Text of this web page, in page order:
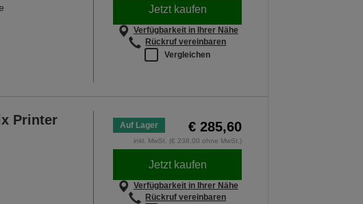
Jetzt kaufen
Verfügbarkeit in Ihrer Nähe
Rückruf vereinbaren
Vergleichen
Printer Auf Lager € 285,60
inkl. MwSt. (€ 238,00 ohne MwSt.)
Jetzt kaufen
Verfügbarkeit in Ihrer Nähe
Rückruf vereinbaren